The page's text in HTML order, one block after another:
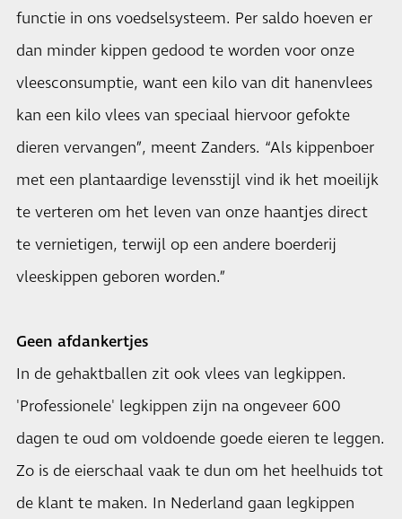
functie in ons voedselsysteem. Per saldo hoeven er
dan minder kippen gedood te worden voor onze
vleesconsumptie, want een kilo van dit hanenvlees
kan een kilo vlees van speciaal hiervoor gefokte
dieren vervangen”, meent Zanders. “Als kippenboer
met een plantaardige levensstijl vind ik het moeilijk
te verteren om het leven van onze haantjes direct
te vernietigen, terwijl op een andere boerderij
vleeskippen geboren worden.”
Geen afdankertjes
In de gehaktballen zit ook vlees van legkippen.
'Professionele' legkippen zijn na ongeveer 600
dagen te oud om voldoende goede eieren te leggen.
Zo is de eierschaal vaak te dun om het heelhuids tot
de klant te maken. In Nederland gaan legkippen